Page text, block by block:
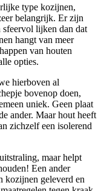
type kozijnen,
belangrijk. Er zijn
lijken dan dat
hangt van meer
van houten
opties.
hierboven al
bovenop doen,
uniek. Geen plaat
ander. Maar hout heeft
zichzelf een isolerend
maar helpt
Een ander
kozijnen geleverd en